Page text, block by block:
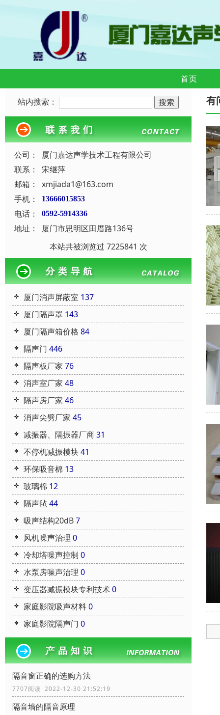
首页
站内搜索：
公司：
厦门嘉达声学技术工程有限公司
联系：
宋继萍
邮箱：
xmjiada1@163.com
手机：
13666015853
电话： 0592-5914336
地址：
厦门市思明区田厝路136号
本站共被浏览过 7225841 次
厦门消声屏蔽室 137
厦门隔声罩 143
厦门隔声箱价格 84
隔声门 446
隔声板厂家 76
消声室厂家 48
隔声房厂家 46
消声尖劈厂家 45
减振器、隔振器厂商31
不停机减振模块41
环保吸音棉 13
玻璃棉 12
隔声毡44
吸声结构20dB7
风机噪声治理 0
冷却塔噪声控制 0
水泵房噪声治理 0
变压器减振模块专利技术0
家庭影院吸声材料0
家庭影院隔声门 0
隔音窗正确的选购方法
7707阅读 2022-12-30 21:52:19
隔音墙的隔音原理
有